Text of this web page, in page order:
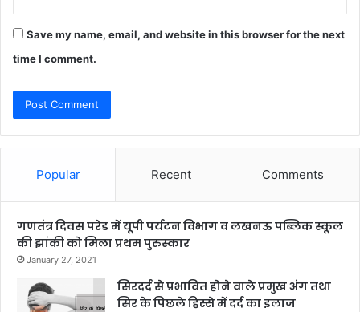
Save my name, email, and website in this browser for the next
time I comment.
Popular Recent Comments
गणतंत्र दिवस परेड में यूपी पर्यटन विभाग व लखनऊ पब्लिक स्कूल
की झांकी को मिला प्रथम पुरुस्कार
January 27, 2021
सिरदर्द से प्रभावित होने वाले प्रमुख अंग तथा
सिर के पिछले हिस्से में दर्द का इलाज